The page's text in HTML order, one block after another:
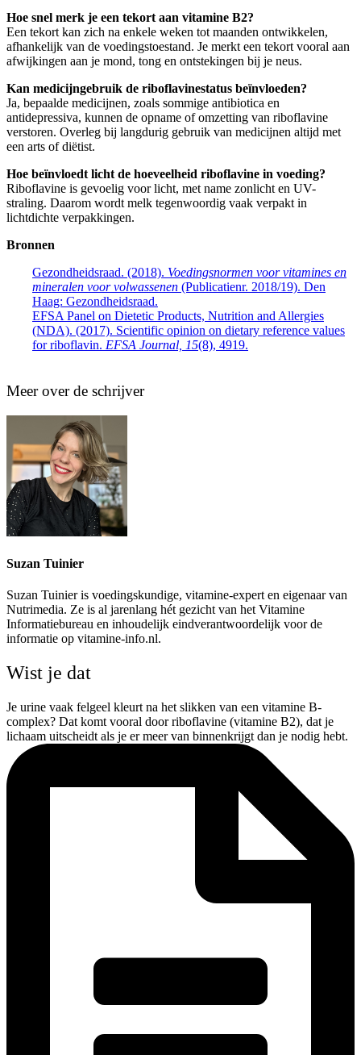
Hoe snel merk je een tekort aan vitamine B2?
Een tekort kan zich na enkele weken tot maanden ontwikkelen,
afhankelijk van de voedingstoestand. Je merkt een tekort vooral aan
afwijkingen aan je mond, tong en ontstekingen bij je neus.
Kan medicijngebruik de riboflavinestatus beïnvloeden?
Ja, bepaalde medicijnen, zoals sommige antibiotica en
antidepressiva, kunnen de opname of omzetting van riboflavine
verstoren. Overleg bij langdurig gebruik van medicijnen altijd met
een arts of diëtist.
Hoe beïnvloedt licht de hoeveelheid riboflavine in voeding?
Riboflavine is gevoelig voor licht, met name zonlicht en UV-
straling. Daarom wordt melk tegenwoordig vaak verpakt in
lichtdichte verpakkingen.
Bronnen
Gezondheidsraad. (2018). Voedingsnormen voor vitamines en
mineralen voor volwassenen (Publicatienr. 2018/19). Den
Haag: Gezondheidsraad.
EFSA Panel on Dietetic Products, Nutrition and Allergies
(NDA). (2017). Scientific opinion on dietary reference values
for riboflavin. EFSA Journal, 15(8), 4919.
Meer over de schrijver
Suzan Tuinier
Suzan Tuinier is voedingskundige, vitamine-expert en eigenaar van
Nutrimedia. Ze is al jarenlang hét gezicht van het Vitamine
Informatiebureau en inhoudelijk eindverantwoordelijk voor de
informatie op vitamine-info.nl.
Wist je dat
Je urine vaak felgeel kleurt na het slikken van een vitamine B-
complex? Dat komt vooral door riboflavine (vitamine B2), dat je
lichaam uitscheidt als je er meer van binnenkrijgt dan je nodig hebt.